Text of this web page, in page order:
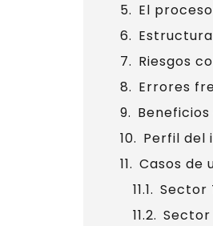
El
Riesgos
Errores
Perfil del
Casos de
Sector